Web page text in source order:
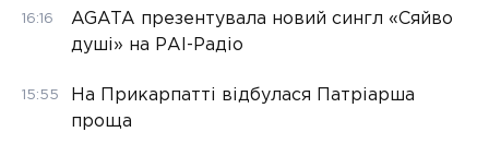
16:16
AGATA презентувала новий сингл «Сяйво
душі» на РАІ-Радіо
15:55
На Прикарпатті відбулася Патріарша
проща